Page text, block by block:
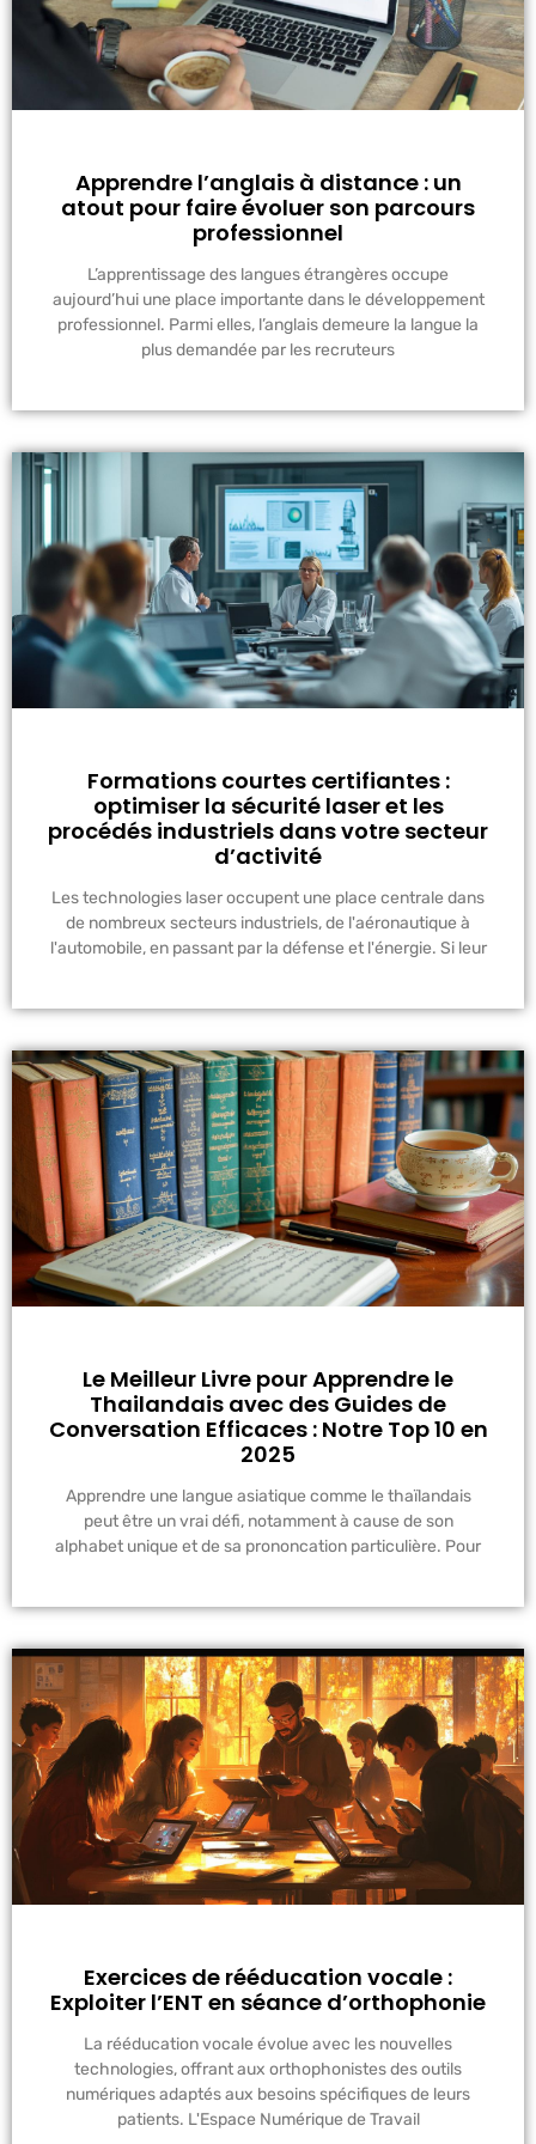
Apprendre l’anglais à distance : un
atout pour faire évoluer son parcours
professionnel
L’apprentissage des langues étrangères occupe
aujourd’hui une place importante dans le développement
professionnel. Parmi elles, l’anglais demeure la langue la
plus demandée par les recruteurs
Formations courtes certifiantes :
optimiser la sécurité laser et les
procédés industriels dans votre secteur
d’activité
Les technologies laser occupent une place centrale dans
de nombreux secteurs industriels, de l'aéronautique à
l'automobile, en passant par la défense et l'énergie. Si leur
Le Meilleur Livre pour Apprendre le
Thailandais avec des Guides de
Conversation Efficaces : Notre Top 10 en
2025
Apprendre une langue asiatique comme le thaïlandais
peut être un vrai défi, notamment à cause de son
alphabet unique et de sa prononcation particulière. Pour
Exercices de rééducation vocale :
Exploiter l’ENT en séance d’orthophonie
La rééducation vocale évolue avec les nouvelles
technologies, offrant aux orthophonistes des outils
numériques adaptés aux besoins spécifiques de leurs
patients. L'Espace Numérique de Travail